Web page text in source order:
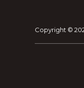
Copyright ©